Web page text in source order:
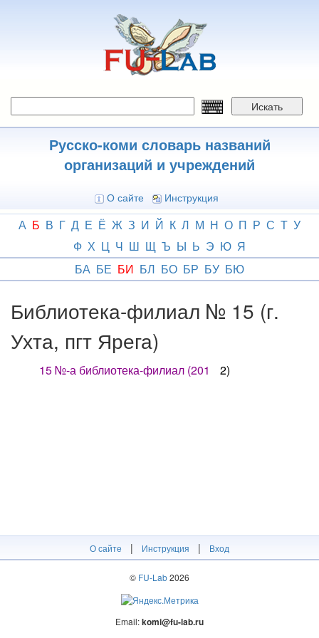
Искать
Русско-коми словарь названий
организаций и учреждений
О сайте Инструкция
А Б В Г Д Е Ё Ж З И Й К Л М Н О П Р С Т У
Ф Х Ц Ч Ш Щ Ъ Ы Ь Э Ю Я
БА БЕ БИ БЛ БО БР БУ БЮ
Библиотека-филиал № 15 (г.
Ухта, пгт Ярега)
15 №-а библиотека-филиал (201 2)
О сайте | Инструкция | Вход
© FU-Lab2026
Email:komi@fu-lab.ru